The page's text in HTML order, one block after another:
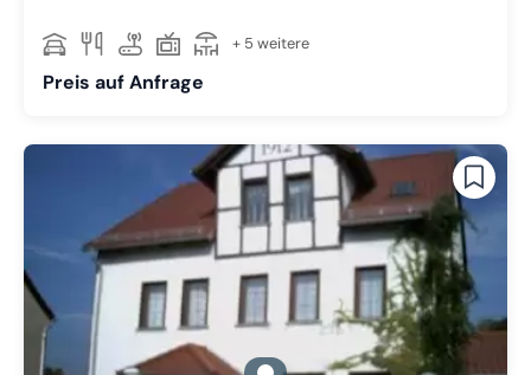
+ 5 weitere
Preis auf Anfrage